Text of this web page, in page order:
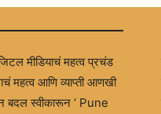
मीडियाचं महत्व प्रचंड
महत्व आणि व्याप्ती आणखी
बदल स्वीकारून ‘ Pune